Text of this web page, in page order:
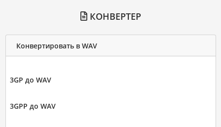
КОНВЕРТЕР
Конвертировать в WAV
3GP до WAV
3GPP до WAV